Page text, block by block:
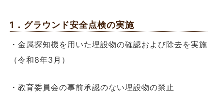
1．グラウンド安全点検の実施
・金属探知機を用いた埋設物の確認および除去を実施
（令和8年3月）
・教育委員会の事前承認のない埋設物の禁止